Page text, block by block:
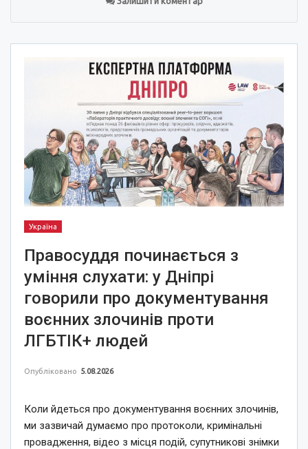
Україна
Правосуддя починається з
уміння слухати: у Дніпрі
говорили про документування
воєнних злочинів проти
ЛГБТІК+ людей
Опубліковано 5.08.2026
Коли йдеться про документування воєнних злочинів,
ми зазвичай думаємо про протоколи, кримінальні
провадження, відео з місця подій, супутникові знімки